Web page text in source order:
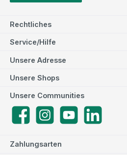
Rechtliches
Service/Hilfe
Zahlungsarten
Unsere Adresse
Unsere Communities
FacebookInstagramYouTube
Unsere Shops